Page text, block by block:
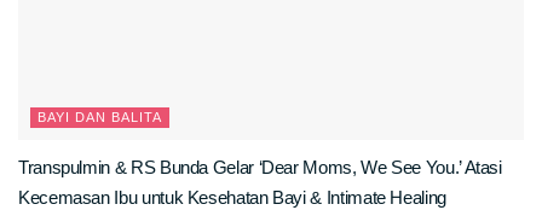
BAYI DAN BALITA
Transpulmin & RS Bunda Gelar ‘Dear Moms, We See You.’ Atasi
Kecemasan Ibu untuk Kesehatan Bayi & Intimate Healing